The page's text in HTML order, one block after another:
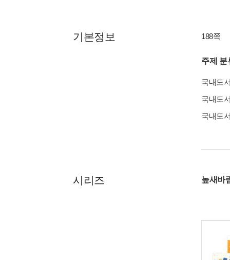
기본정보 188쪽
주제 분
국내도
국내도
국내도
시리즈 높새바